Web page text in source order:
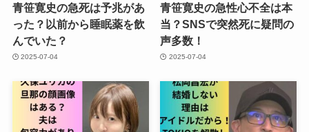
青笹寛史の急死は予兆があ
った？以前から睡眠薬を飲
んでいた？
2025-07-04
青笹寛史の急性心不全は本
当？SNSで突然死に疑問の
声多数！
2025-07-04